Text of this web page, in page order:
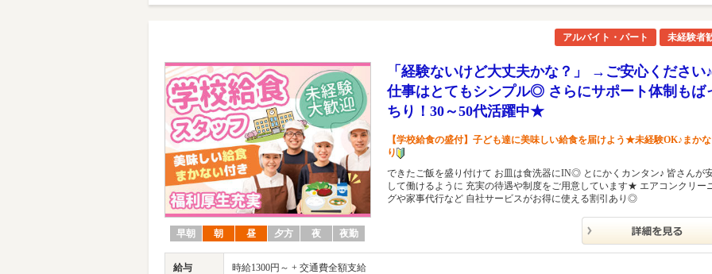
アルバイト・パート 未経験者
早朝 朝 昼 夕方 夜 夜勤
「経験ないけど大丈夫かな？」 →ご安心ください
仕事はとてもシンプル◎ さらにサポート体制もば
ちり！30～50代活躍中★
【学校給食の盛付】子ども達に美味しい給食を届けよう★未経験OK♪まか
り
できたご飯を盛り付けて お皿は食洗器にIN◎ とにかくカンタン♪ 皆さんが
して働けるように 充実の待遇や制度をご用意しています★ エアコンクリー
グや家事代行など 自社サービスがお得に使える割引あり◎
給与 時給1300円～ + 交通費全額支給